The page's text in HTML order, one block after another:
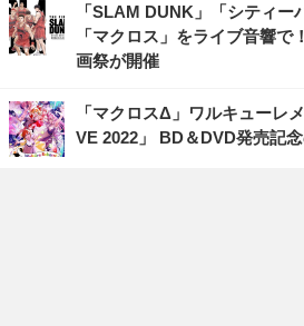
「SLAM DUNK」「シティー
「マクロス」をライブ音響
画祭が開催
「マクロスΔ」ワルキューレ
VE 2022」 BD＆DVD発売記